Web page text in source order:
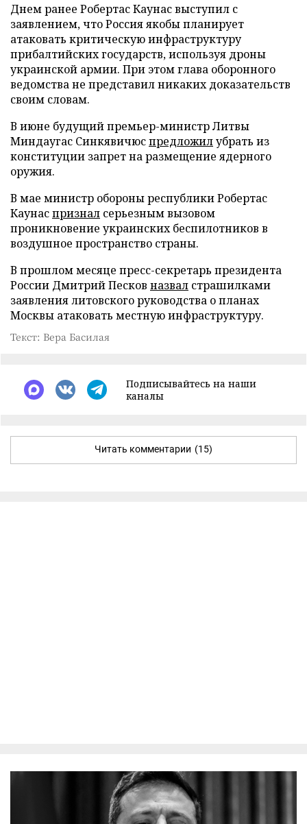
Днем ранее Робертас Каунас выступил с
заявлением, что Россия якобы планирует
атаковать критическую инфраструктуру
прибалтийских государств, используя дроны
украинской армии. При этом глава оборонного
ведомства не представил никаких доказательств
своим словам.
В июне будущий премьер-министр Литвы
Миндаугас Синкявичюспредложилубрать из
конституции запрет на размещение ядерного
оружия.
В мае министр обороны республики Робертас
Каунаспризнал серьезным вызовом
проникновение украинских беспилотников в
воздушное пространство страны.
В прошлом месяце пресс-секретарь президента
России Дмитрий Песков назвал страшилками
заявления литовского руководства о планах
Москвы атаковать местную инфраструктуру.
Текст: Вера Басилая
Подписывайтесь на наши
каналы
Читать комментарии (15)